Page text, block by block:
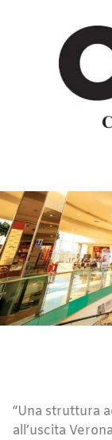
“Una struttura
all’uscita